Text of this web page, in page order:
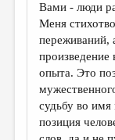
Вами - люди
Меня
произведение
опыта. Это
судьбу во имя
позиция